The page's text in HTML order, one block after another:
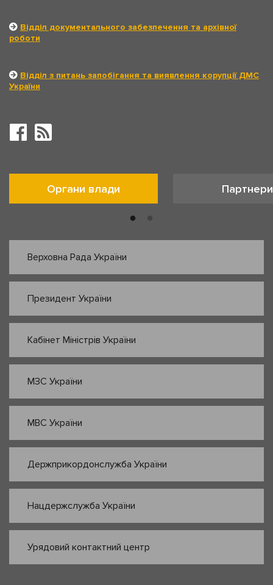
Відділ документального забезпечення та архівної
роботи
Відділ з питань запобігання та виявлення корупції ДМС
України
Органи влади Партнери
Верховна Рада України
Президент України
Кабінет Міністрів України
МЗС України
МВС України
Держприкордонслужба України
Нацдержслужба України
Урядовий контактний центр